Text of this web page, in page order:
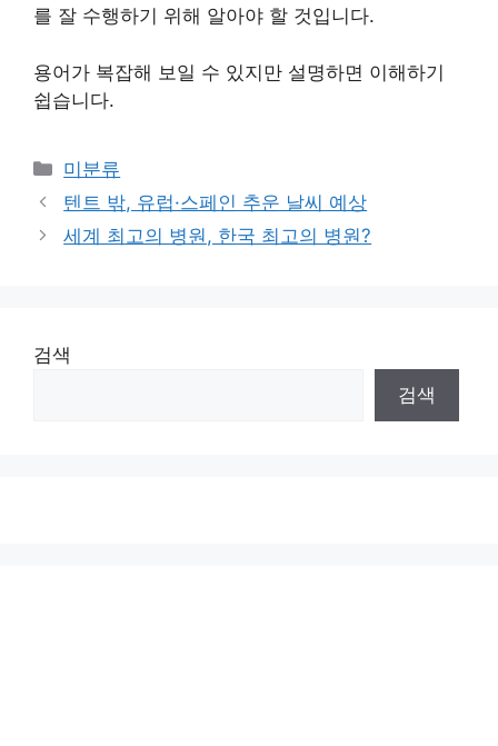
를 잘 수행하기 위해 알아야 할 것입니다.
용어가 복잡해 보일 수 있지만 설명하면 이해하기
쉽습니다.
Categories
미분류
텐트 밖, 유럽·스페인 추운 날씨 예상
세계 최고의 병원, 한국 최고의 병원?
검색
검색